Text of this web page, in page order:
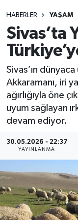
HABERLER YAŞAM
Sivas’ta
Sivas’ın
Akkaramanı, iri
ağırlığıyla öne
uyum sağlayan
devam ediyor.
30.05.2026 - 22:37
YAYINLANMA
GÜNCEL
KÜLTÜR
MAGAZİN
ÖZEL HABER
SAĞLIK
SİYASET
SOSYAL
Son Dakika
Haber Arşivi